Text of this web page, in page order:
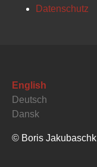
Datenschutz
English
Deutsch
Dansk
© Boris Jakubaschk